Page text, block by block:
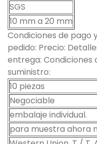
SGS
10 mm a 20 mm
Condiciones de pago
pedido: Precio:
entrega: Condiciones
suministro:
10 piezas
Negociable
embalaje individual.
para muestra ahora